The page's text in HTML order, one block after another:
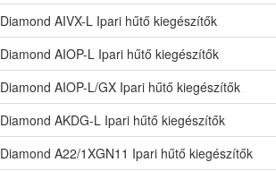
Diamond AIVX-L Ipari hűtő kiegészítők
Diamond AIOP-L Ipari hűtő kiegészítők
Diamond AIOP-L/GX Ipari hűtő kiegészítők
Diamond AKDG-L Ipari hűtő kiegészítők
Diamond A22/1XGN11 Ipari hűtő kiegészítők